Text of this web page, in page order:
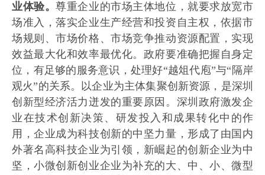
业体验。尊重企业的市场主体地位，就要求放宽市
场准入，落实企业生产经营和投资自主权，依据市
场规则、市场价格、市场竞争推动资源配置，实现
效益最大化和效率最优化。政府要准确把握自身定
位，有足够的服务意识，处理好“越俎代庖”与“隔岸
观火”的关系。以企业为主体集聚创新资源，是深圳
创新型经济活力迸发的重要原因。深圳政府激发企
业在技术创新决策、研发投入和成果转化中的作
用，企业成为科技创新的中坚力量，形成了由国内
外著名高科技企业为引领，新崛起的创新企业为中
坚，小微创新创业企业为补充的大、中、小、微型